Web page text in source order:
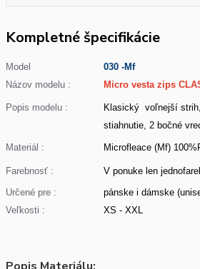
Kompletné špecifikácie
Model
030 -Mf
Názov modelu :
Micro vesta zips
Popis modelu :
Klasický voľnejší
stiahnutie, 2 bočné
Materiál : Microfleace (Mf)
Farebnosť :
V ponuke len
Určené pre :
pánske i dámske
Veľkosti :
XS - XXL